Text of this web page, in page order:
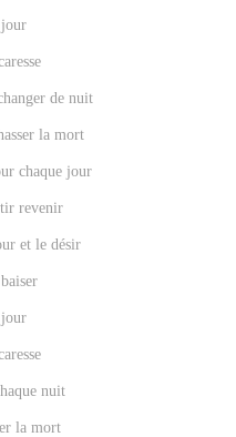
jour
de nuit
la mort
chaque jour
revenir
et le désir
jour
nuit
la mort